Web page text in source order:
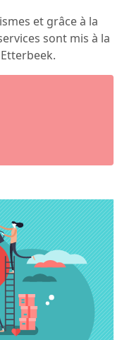
et grâce à la
sont mis à la